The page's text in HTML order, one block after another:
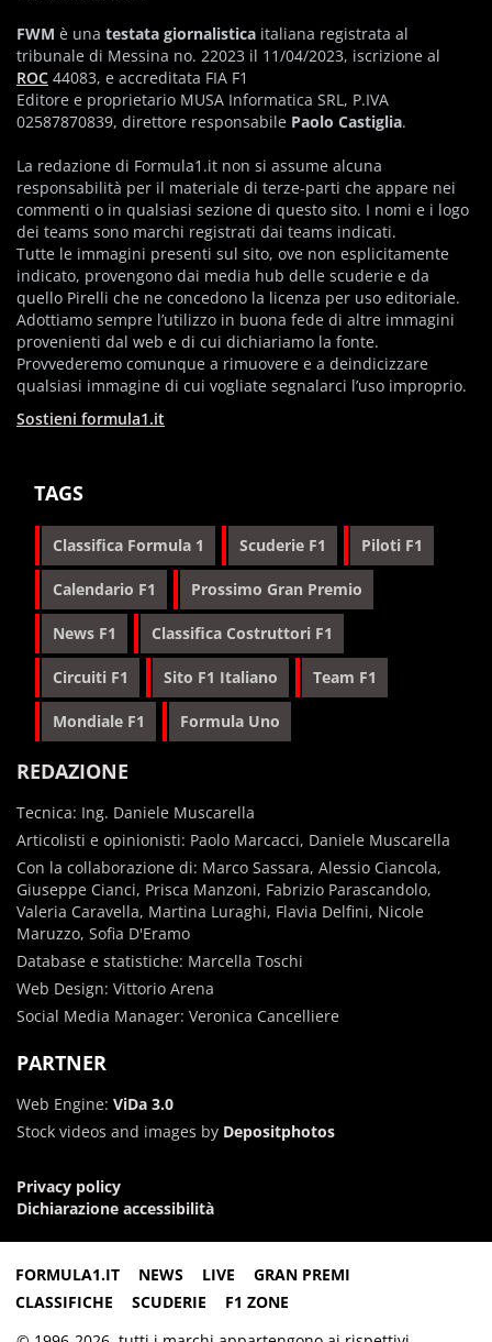
FWM è una testata giornalistica italiana registrata al
tribunale di Messina no. 22023 il 11/04/2023, iscrizione al
ROC 44083, e accreditata FIA F1
Editore e proprietario MUSA Informatica SRL, P.IVA
02587870839, direttore responsabile Paolo Castiglia.
La redazione di Formula1.it non si assume alcuna
responsabilità per il materiale di terze-parti che appare nei
commenti o in qualsiasi sezione di questo sito. I nomi e i logo
dei teams sono marchi registrati dai teams indicati.
Tutte le immagini presenti sul sito, ove non esplicitamente
indicato, provengono dai media hub delle scuderie e da
quello Pirelli che ne concedono la licenza per uso editoriale.
Adottiamo sempre l’utilizzo in buona fede di altre immagini
provenienti dal web e di cui dichiariamo la fonte.
Provvederemo comunque a rimuovere e a deindicizzare
qualsiasi immagine di cui vogliate segnalarci l’uso improprio.
Sostieni formula1.it
TAGS
Classifica Formula 1 Scuderie F1 Piloti F1
Calendario F1 Prossimo Gran Premio
News F1 Classifica Costruttori F1
Circuiti F1 Sito F1 Italiano Team F1
Mondiale F1 Formula Uno
REDAZIONE
Tecnica: Ing. Daniele Muscarella
Articolisti e opinionisti: Paolo Marcacci, Daniele Muscarella
Con la collaborazione di: Marco Sassara, Alessio Ciancola,
Giuseppe Cianci, Prisca Manzoni, Fabrizio Parascandolo,
Valeria Caravella, Martina Luraghi, Flavia Delfini, Nicole
Maruzzo, Sofia D'Eramo
Database e statistiche: Marcella Toschi
Web Design: Vittorio Arena
Social Media Manager: Veronica Cancelliere
PARTNER
Web Engine: ViDa 3.0
Stock videos and images by Depositphotos
Privacy policy
Dichiarazione accessibilità
FORMULA1.IT NEWS LIVE
GRAN PREMI
CLASSIFICHE
SCUDERIE
F1 ZONE